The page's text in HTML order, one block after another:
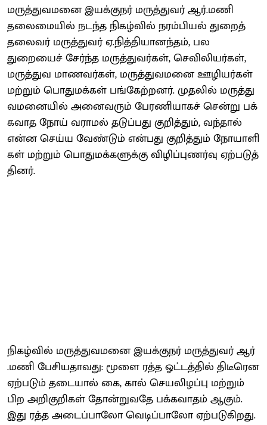
மருத்​து​வ​மனை இயக்​குநர் மருத்​து​வர் ஆர்​.மணி
தலை​மை​யில் நடந்த நிகழ்​வில் நரம்​பியல் துறைத்
தலை​வர் மருத்​து​வர் ஏ.நித்​தி​யானந்​தம், பல
துறையைச் சேர்ந்த மருத்​து​வர்​கள், செவிலியர்​கள்,
மருத்​துவ மாணவர்​கள், மருத்​து​வ​மனை ஊழியர்​கள்
மற்​றும் பொது​மக்​கள் பங்​கேற்​றனர். முதலில் மருத்​து​
வ​மனை​யில் அனை​வரும் பேரணி​யாகச் சென்று பக்​
க​வாத நோய் வராமல் தடுப்​பது குறித்​தும், வந்​தால்
என்ன செய்ய வேண்​டும் என்​பது குறித்​தும் நோயாளி​
கள் மற்​றும் பொது​மக்​களுக்கு விழிப்​புணர்வு ஏற்​படுத்​
தினர்.
நிகழ்​வில் மருத்​து​வ​மனை இயக்​குநர் மருத்​து​வர் ஆர்​
.மணி பேசி​ய​தாவது: மூளை ரத்த ஓட்​டத்​தில் திடீரென
ஏற்​படும் தடை​யால் கை, கால் செயலிழப்பு மற்​றும்
பிற அறிகுறிகள் தோன்​று​வதே பக்​க​வாதம் ஆகும்.
இது ரத்த அடைப்​பாலோ வெடிப்​பாலோ ஏற்​படு​கிறது.